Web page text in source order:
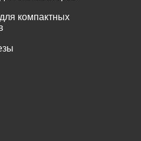
компактных